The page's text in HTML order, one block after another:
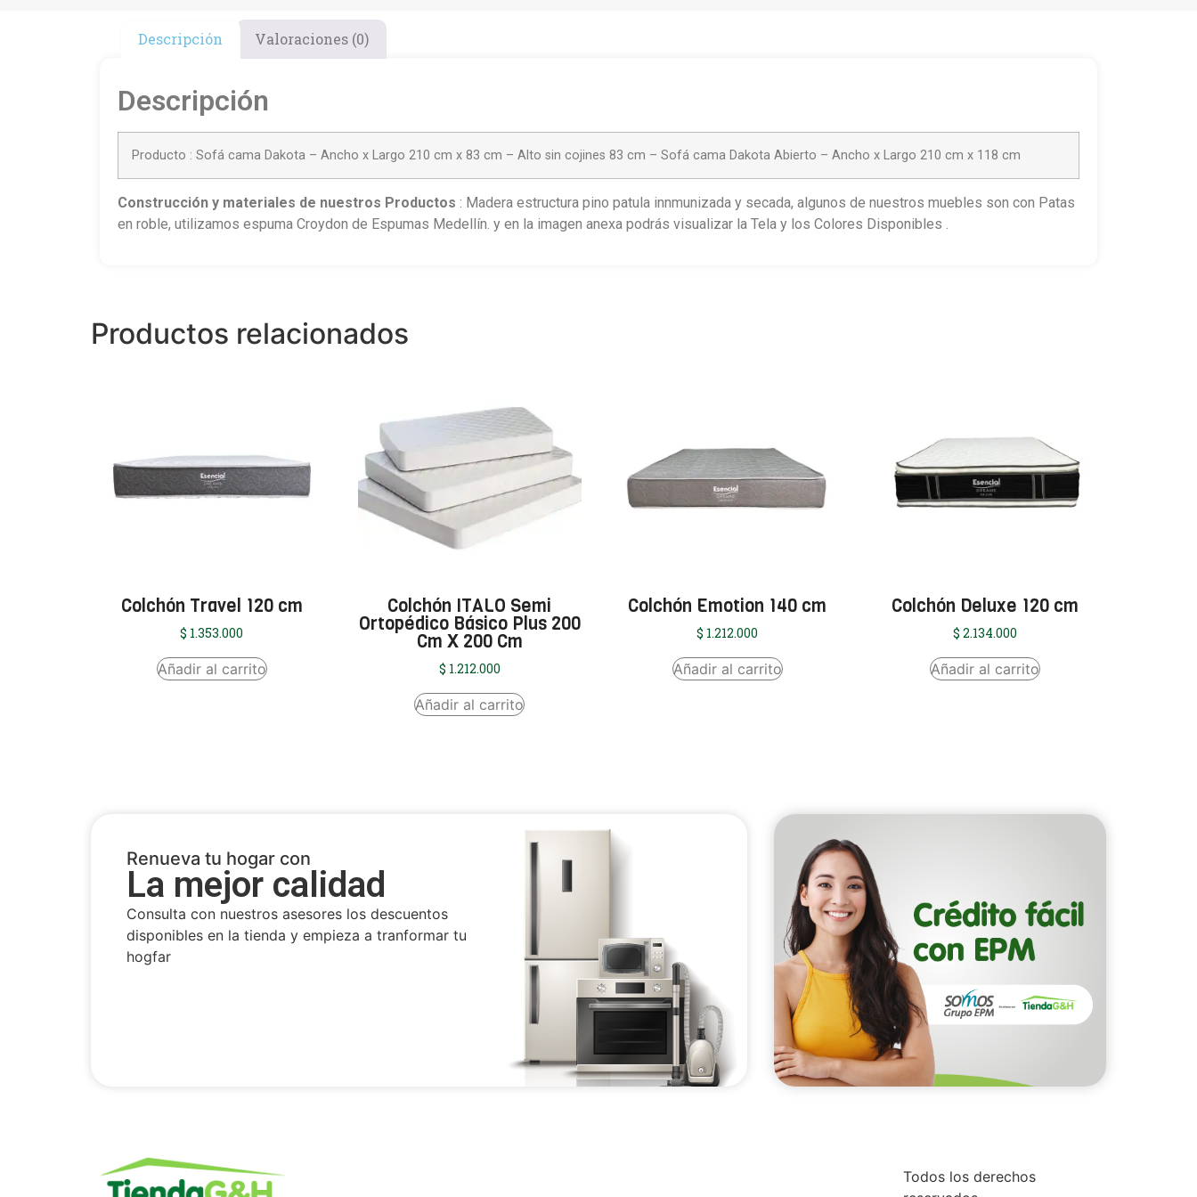
Descripción Valoraciones (0)
Descripción
Producto : Sofá cama Dakota – Ancho x Largo 210 cm x 83 cm – Alto sin cojines 83 cm – Sofá cama Dakota Abierto – Ancho x Largo 210 cm x 118 cm
Construcción y materiales de nuestros Productos : Madera estructura pino patula innmunizada y secada, algunos de nuestros muebles son con Patas
en roble, utilizamos espuma Croydon de Espumas Medellín. y en la imagen anexa podrás visualizar la Tela y los Colores Disponibles .
Productos relacionados
Colchón Travel 120 cm
$ 1.353.000
Añadir al carrito
Colchón ITALO Semi
Ortopédico Básico Plus 200
Cm X 200 Cm
$ 1.212.000
Añadir al carrito
Colchón Emotion 140 cm
$ 1.212.000
Añadir al carrito
Colchón Deluxe 120 cm
$ 2.134.000
Añadir al carrito
Renueva tu hogar con
La mejor calidad
Consulta con nuestros asesores los descuentos
disponibles en la tienda y empieza a tranformar tu
hogfar
Todos los derechos